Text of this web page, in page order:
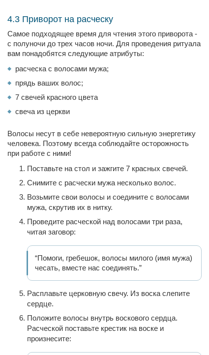
4.3 Приворот на расческу
Самое подходящее время для чтения этого приворота -
с полуночи до трех часов ночи. Для проведения ритуала
вам понадобятся следующие атрибуты:
расческа с волосами мужа;
прядь ваших волос;
7 свечей красного цвета
свеча из церкви
Волосы несут в себе невероятную сильную энергетику
человека. Поэтому всегда соблюдайте осторожность
при работе с ними!
Поставьте на стол и зажгите 7 красных свечей.
Снимите с расчески мужа несколько волос.
Возьмите свои волосы и соедините с волосами
мужа, скрутив их в нитку.
Проведите расческой над волосами три раза,
читая заговор:
“Помоги, гребешок, волосы милого (имя мужа)
чесать, вместе нас соединять.”
Расплавьте церковную свечу. Из воска слепите
сердце.
Положите волосы внутрь воскового сердца.
Расческой поставьте крестик на воске и
произнесите: